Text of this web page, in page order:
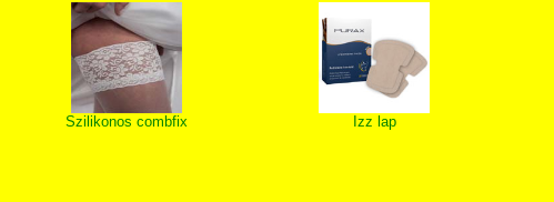
Szilikonos combfix Izz lap